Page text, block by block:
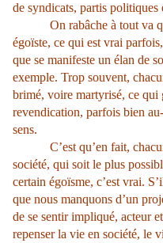
de syndicats, partis politiques
On rabâche à tout va
égoïste, ce qui est vrai
que se manifeste un élan de
exemple. Trop souvent,
brimé, voire martyrisé, ce qui
revendication, parfois bien
sens.
C’est qu’en fait,
société, qui soit le plus
certain égoïsme, c’est vrai.
que nous manquons d’un
de se sentir impliqué, acteur
repenser la vie en société, le